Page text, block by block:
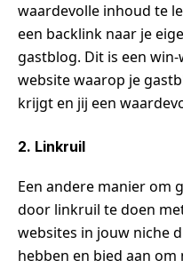
waardevolle inhoud te
een backlink naar je
gastblog. Dit is een
website waarop je
krijgt en jij een
2. Linkruil
Een andere manier om
door linkruil te doen
websites in jouw niche
hebben en bied aan